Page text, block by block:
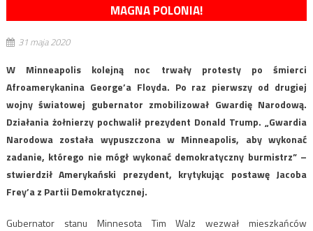
MAGNA POLONIA!
31 maja 2020
W Minneapolis kolejną noc trwały protesty po śmierci
Afroamerykanina George’a Floyda. Po raz pierwszy od drugiej
wojny światowej gubernator zmobilizował Gwardię Narodową.
Działania żołnierzy pochwalił prezydent Donald Trump. „Gwardia
Narodowa została wypuszczona w Minneapolis, aby wykonać
zadanie, którego nie mógł wykonać demokratyczny burmistrz” –
stwierdził Amerykański prezydent, krytykując postawę Jacoba
Frey’a z Partii Demokratycznej.
Gubernator stanu Minnesota Tim Walz wezwał mieszkańców